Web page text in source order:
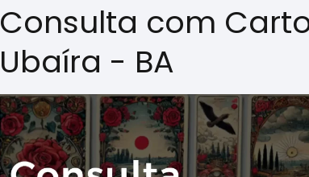
Consulta com
Ubaíra - BA